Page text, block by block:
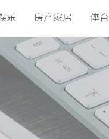
乐 房产家居 体